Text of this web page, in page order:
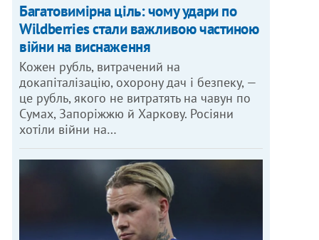
Багатовимірна ціль: чому удари по
Wildberries стали важливою частиною
війни на виснаження
Кожен рубль, витрачений на
докапіталізацію, охорону дач і безпеку, —
це рубль, якого не витратять на чавун по
Сумах, Запоріжжю й Харкову. Росіяни
хотіли війни на…